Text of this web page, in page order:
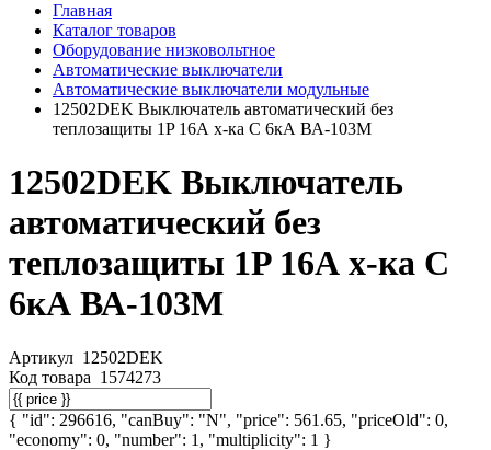
Главная
Каталог товаров
Оборудование низковольтное
Автоматические выключатели
Автоматические выключатели модульные
12502DEK Выключатель автоматический без
теплозащиты 1P 16А х-ка C 6кА ВА-103M
12502DEK Выключатель
автоматический без
теплозащиты 1P 16А х-ка C
6кА ВА-103M
Артикул 12502DEK
Код товара 1574273
{ "id": 296616, "canBuy": "N", "price": 561.65, "priceOld": 0,
"economy": 0, "number": 1, "multiplicity": 1 }